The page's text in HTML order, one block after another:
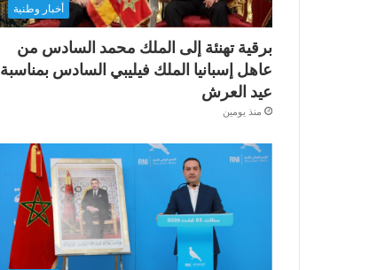
أخبار وطنية
برقية تهنئة إلى الملك محمد السادس من
عاهل إسبانيا الملك فيليبي السادس بمناسبة
عيد العرش
منذ يومين